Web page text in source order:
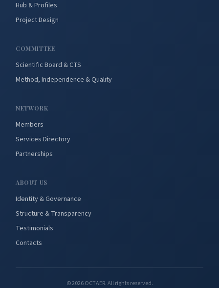
Hub & Profiles
Project Design
COMMITTEE
Scientific Board & CTS
Method, Independence & Quality
NETWORK
Members
Services Directory
Partnerships
ABOUT US
Identity & Governance
Structure & Transparency
Testimonials
Contacts
©2026OCTAER.All rights reserved.